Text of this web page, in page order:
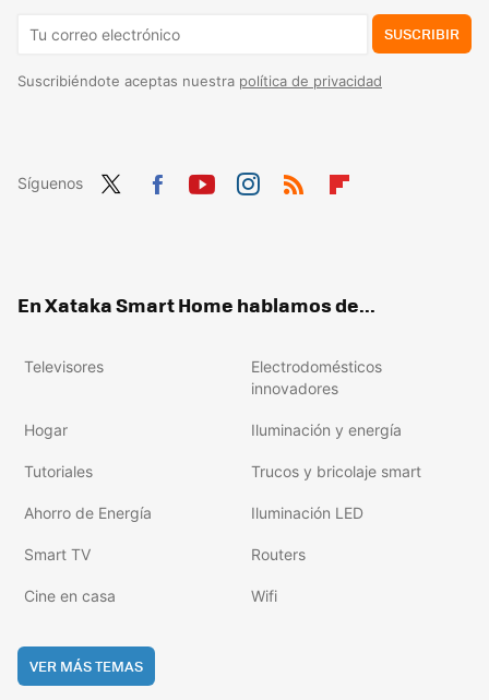
SUSCRIBIR
Suscribiéndote aceptas nuestra política de privacidad
Síguenos
En Xataka Smart Home hablamos de...
Televisores
Electrodomésticos
innovadores
Hogar Iluminación y energía
Tutoriales Trucos y bricolaje smart
Ahorro de Energía Iluminación LED
Smart TV Routers
Cine en casa Wifi
VER MÁS TEMAS